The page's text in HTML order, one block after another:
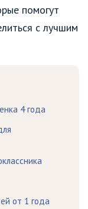
помогут
с лучшим
4 года
от 1 года